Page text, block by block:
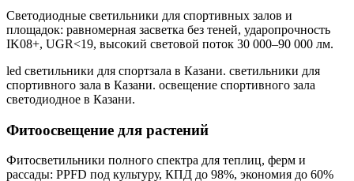
Светодиодные светильники для спортивных залов и
площадок: равномерная засветка без теней, ударопрочность
IK08+, UGR<19, высокий световой поток 30 000–90 000 лм.
led светильники для спортзала в Казани. светильники для
спортивного зала в Казани. освещение спортивного зала
светодиодное в Казани.
Фитоосвещение для растений
Фитосветильники полного спектра для теплиц, ферм и
рассады: PPFD под культуру, КПД до 98%, экономия до 60%